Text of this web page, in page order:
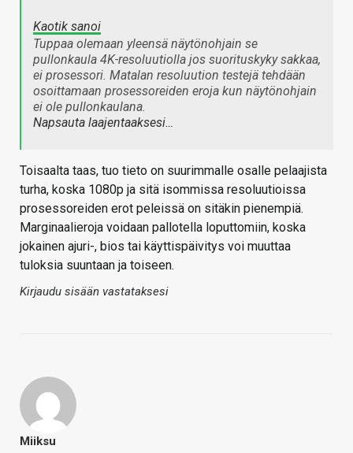
Kaotik sanoi
Tuppaa olemaan yleensä näytönohjain se
pullonkaula 4K-resoluutiolla jos suorituskyky sakkaa,
ei prosessori. Matalan resoluution testejä tehdään
osoittamaan prosessoreiden eroja kun näytönohjain
ei ole pullonkaulana.
Napsauta laajentaaksesi…
Toisaalta taas, tuo tieto on suurimmalle osalle pelaajista
turha, koska 1080p ja sitä isommissa resoluutioissa
prosessoreiden erot peleissä on sitäkin pienempiä.
Marginaalieroja voidaan pallotella loputtomiin, koska
jokainen ajuri-, bios tai käyttispäivitys voi muuttaa
tuloksia suuntaan ja toiseen.
Kirjaudu sisään vastataksesi
Miiksu